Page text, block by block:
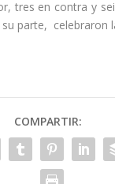
tres en contra y
parte, celebraron
COMPARTIR: